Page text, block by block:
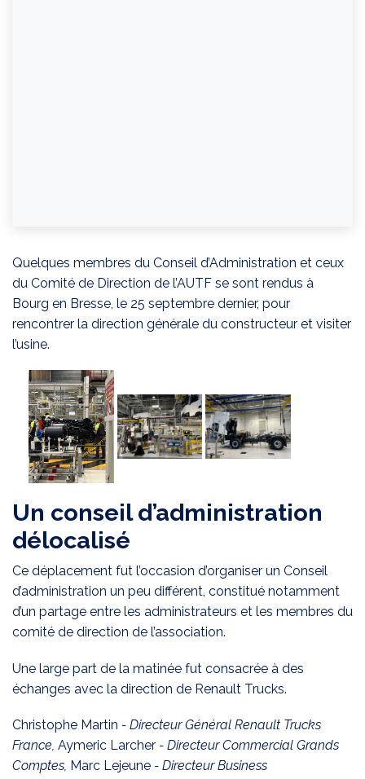
Quelques membres du Conseil d’Administration et ceux
du Comité de Direction de l’AUTF se sont rendus à
Bourg en Bresse, le 25 septembre dernier, pour
rencontrer la direction générale du constructeur et visiter
l’usine.
Un conseil d’administration
délocalisé
Ce déplacement fut l’occasion d’organiser un Conseil
d’administration un peu différent, constitué notamment
d’un partage entre les administrateurs et les membres du
comité de direction de l’association.
Une large part de la matinée fut consacrée à des
échanges avec la direction de Renault Trucks.
Christophe Martin - Directeur Général Renault Trucks
France, Aymeric Larcher - Directeur Commercial Grands
Comptes, Marc Lejeune - Directeur Business